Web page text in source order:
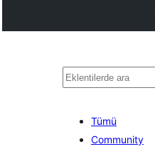
Ara
Tümü
Community